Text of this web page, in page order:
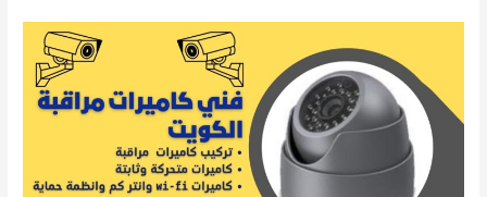
الله
السالم
/51226224